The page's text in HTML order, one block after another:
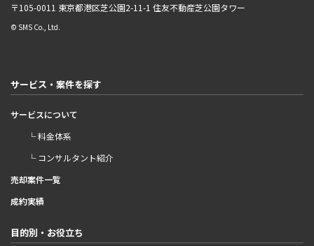
〒105-0011 東京都港区芝公園2-11-1 住友不動産芝公園タワー
© SMS Co., Ltd.
サービス・案件を探す
サービスについて
└ 料金体系
└ コンサルタント紹介
売却案件一覧
成約実績
目的別・お役立ち